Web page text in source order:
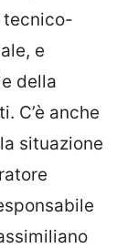
tecnico-
e
della
C’è anche
situazione